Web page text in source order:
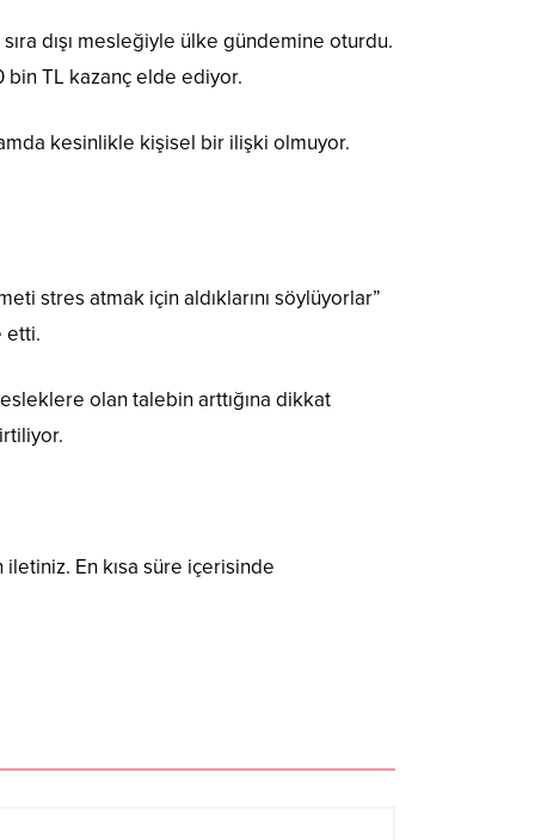
dışı mesleğiyle ülke gündemine oturdu.
bin TL kazanç elde ediyor.
kesinlikle kişisel bir ilişki olmuyor.
stres atmak için aldıklarını söylüyorlar”
etti.
olan talebin arttığına dikkat
En kısa süre içerisinde